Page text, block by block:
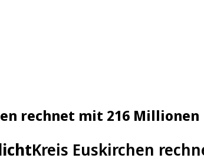
rechnet mit 216
Kreis Euskirchen